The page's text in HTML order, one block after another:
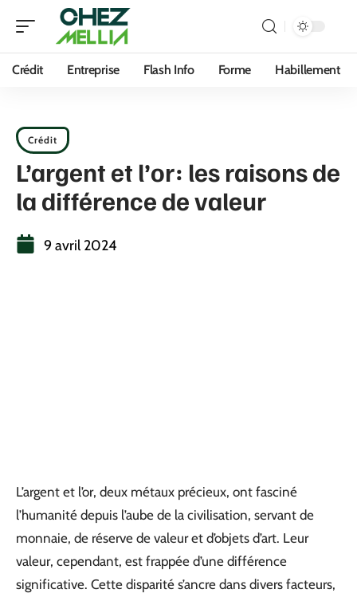
Crédit Entreprise Flash Info Forme Habillement
Crédit
L’argent et l’or: les raisons de
la différence de valeur
9 avril 2024
L’argent et l’or, deux métaux précieux, ont fasciné
l’humanité depuis l’aube de la civilisation, servant de
monnaie, de réserve de valeur et d’objets d’art. Leur
valeur, cependant, est frappée d’une différence
significative. Cette disparité s’ancre dans divers facteurs,